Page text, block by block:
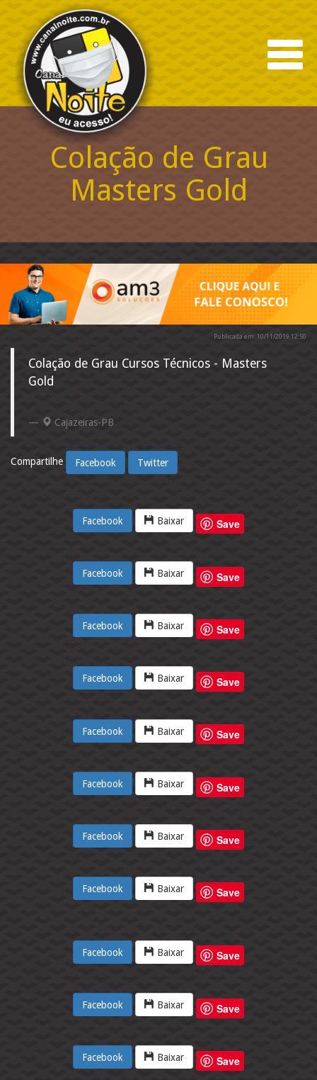
Colação de Grau
Masters Gold
Publicada em: 10/11/2019 12:50
Colação de Grau Cursos Técnicos - Masters
Gold
Cajazeiras-PB
Compartilhe Facebook Twitter
Facebook Baixar Save
Facebook Baixar Save
Facebook Baixar Save
Facebook Baixar Save
Facebook Baixar Save
Facebook Baixar Save
Facebook Baixar Save
Facebook Baixar Save
Facebook Baixar Save
Facebook Baixar Save
Facebook Baixar Save